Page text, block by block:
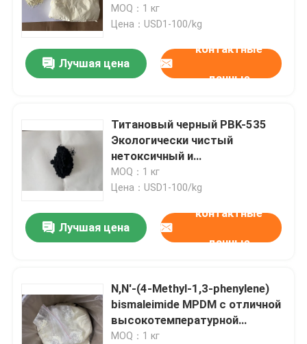
модификатор с выдающимися
механическими свойствами
изоляция износостойкость
используется для полимерных
MOQ：1 кг
Цена：USD1-100/kg
Лучшая цена
контактные
данные
Титановый черный PBK-535
Экологически чистый
нетоксичный и
высокотемпературный
устойчивый неорганический
высокой красительной
способностью и хорошей
MOQ：1 кг
Цена：USD1-100/kg
Лучшая цена
контактные
данные
N,N'-(4-Methyl-1,3-phenylene)
bismaleimide MPDM с отличной
высокотемпературной
стойкостью к окислению и
MOQ：1 кг